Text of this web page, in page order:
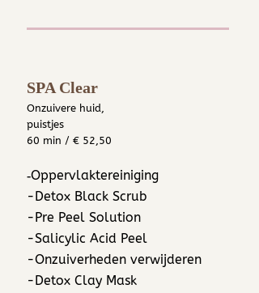
SPA Clear
Onzuivere huid,
puistjes
60 min / € 52,50
​-Oppervlaktereiniging
-Detox Black Scrub
-Pre Peel Solution
-Salicylic Acid Peel
-Onzuiverheden verwijderen
-Detox Clay Mask